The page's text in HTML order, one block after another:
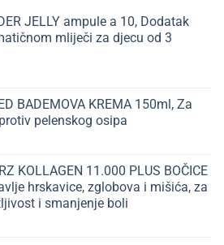
JELLY ampule a 10, Dodatak
mliječi za djecu od 3
BADEMOVA KREMA 150ml, Za
pelenskog osipa
KOLLAGEN 11.000 PLUS BOČICE
hrskavice, zglobova i mišića, za
i smanjenje boli